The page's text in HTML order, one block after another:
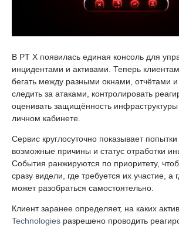
В PT X появилась единая консоль для
инцидентами и активами. Теперь
бегать между разными окнами, отчётами и
следить за атаками, контролировать
оценивать защищённость
личном кабинете.
Сервис круглосуточно показывает попытки
возможные причины и статус отработки
События ранжируются по приоритету,
сразу видели, где требуется их участие, а
может разобраться самостоятельно.
Клиент заранее определяет, на каких
Technologies разрешено проводить